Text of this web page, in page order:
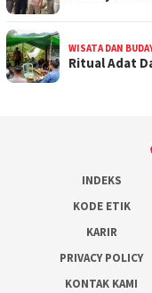
WISATA DAN
Ritual Adat
INDEKS
KODE ETIK
KARIR
PRIVACY POLICY
KONTAK KAMI